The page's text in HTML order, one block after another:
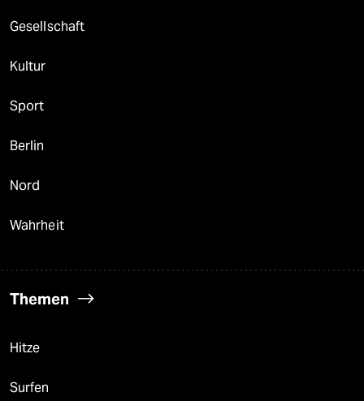
Gesellschaft
Kultur
Sport
Berlin
Nord
Wahrheit
Themen
Hitze
Surfen